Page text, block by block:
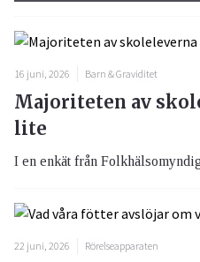
16 juni, 2026 Barn & Graviditet
Majoriteten av
lite
I en enkät från
22 juni, 2026 Rörelseapparaten